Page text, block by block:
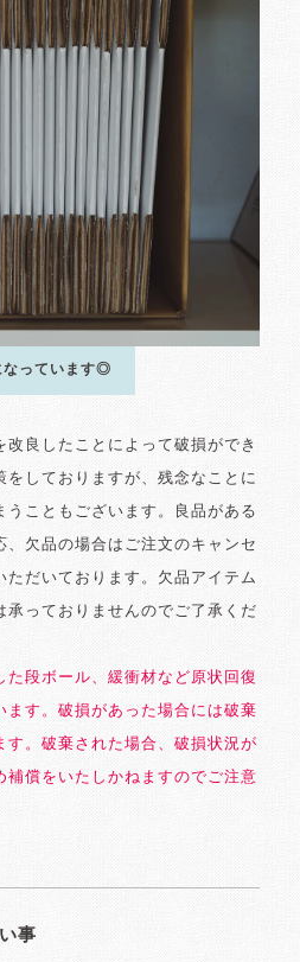
なっています◎
良したことによって破損ができ
をしておりますが、残念なことに
うこともございます。良品がある
、欠品の場合はご注文のキャンセ
ただいております。欠品アイテム
承っておりませんのでご了承くだ
段ボール、緩衝材など原状回復
ます。破損があった場合には破棄
す。破棄された場合、破損状況が
補償をいたしかねますのでご注意
事